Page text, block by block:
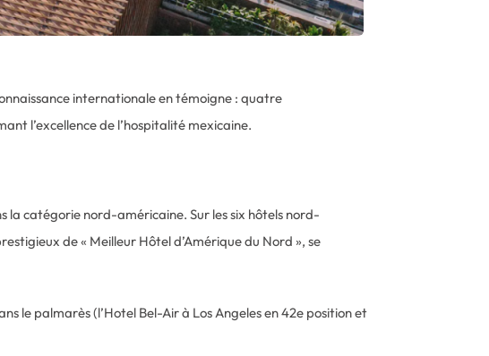
internationale en témoigne : quatre
l’excellence de l’hospitalité mexicaine.
la catégorie nord-américaine. Sur les six hôtels nord-
de « Meilleur Hôtel d’Amérique du Nord », se
le palmarès (l’Hotel Bel-Air à Los Angeles en 42e position et